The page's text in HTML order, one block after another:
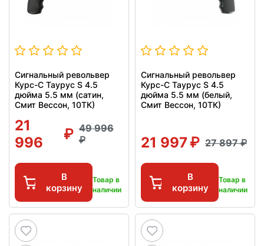
Сигнальный револьвер
Курс-С Таурус S 4.5
дюйма 5.5 мм (сатин,
Смит Вессон, 10ТК)
21
996
49 996
В
корзину
Товар в
наличии
Сигнальный револьвер
Курс-С Таурус S 4.5
дюйма 5.5 мм (белый,
Смит Вессон, 10ТК)
21 997 27 897
В
корзину
Товар в
наличии